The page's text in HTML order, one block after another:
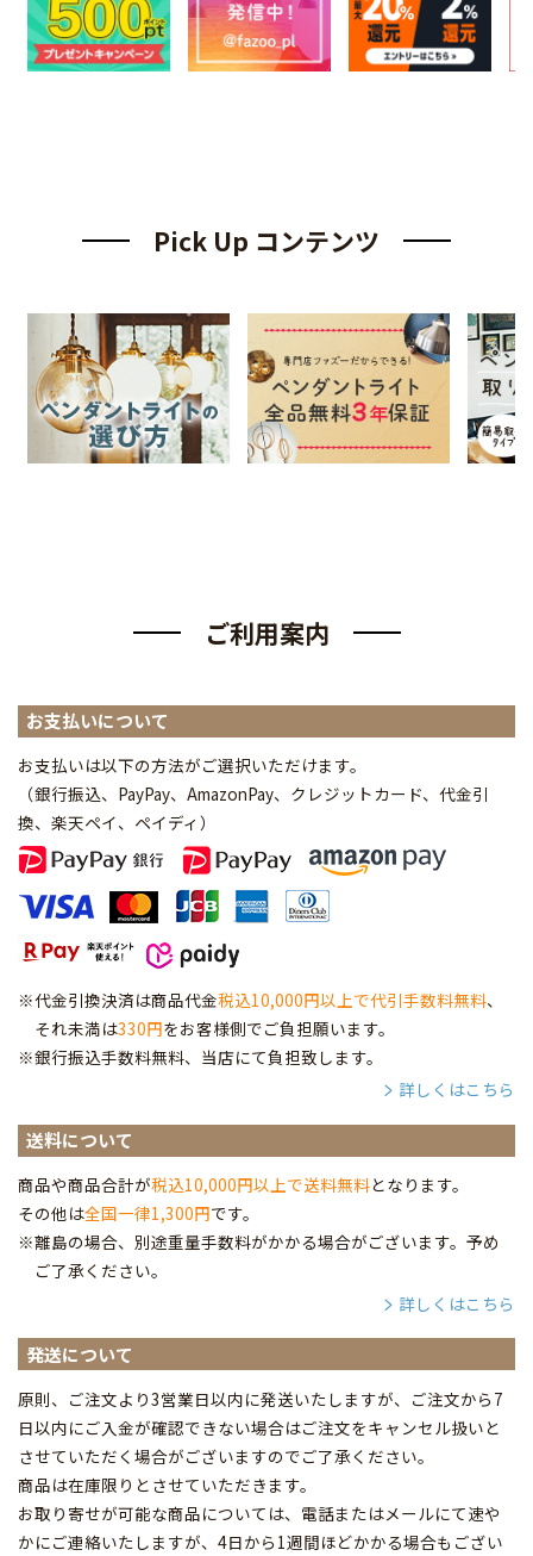
Pick Up コンテンツ
ご利用案内
お支払いについて
お支払いは以下の方法がご選択いただけます。
（銀行振込、PayPay、AmazonPay、クレジットカード、代金引
換、楽天ペイ、ペイディ ）
※代金引換決済は商品代金税込10,000円以上で代引手数料無料、
それ未満は330円をお客様側でご負担願います。
※銀行振込手数料無料、当店にて負担致します。
詳しくはこちら
送料について
商品や商品合計が税込10,000円以上で送料無料となります。
その他は全国一律1,300円です。
※離島の場合、別途重量手数料がかかる場合がございます。予め
ご了承ください。
詳しくはこちら
発送について
原則、ご注文より3営業日以内に発送いたしますが、ご注文から7
日以内にご入金が確認できない場合はご注文をキャンセル扱いと
させていただく場合がございますのでご了承ください。
商品は在庫限りとさせていただきます。
お取り寄せが可能な商品については、電話またはメールにて速や
かにご連絡いたしますが、4日から1週間ほどかかる場合もござい